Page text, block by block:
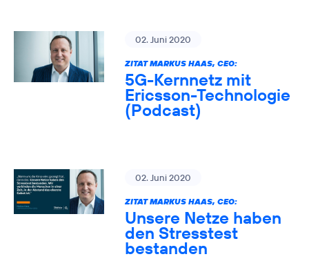
02. Juni 2020
ZITAT MARKUS HAAS, CEO:
5G-Kernnetz mit
Ericsson-Technologie
(Podcast)
02. Juni 2020
ZITAT MARKUS HAAS, CEO:
Unsere Netze haben
den Stresstest
bestanden